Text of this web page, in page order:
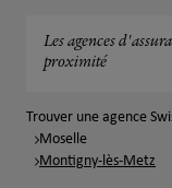
Les agences
proximité
Trouver une agence
Moselle
Montigny-lès-Metz